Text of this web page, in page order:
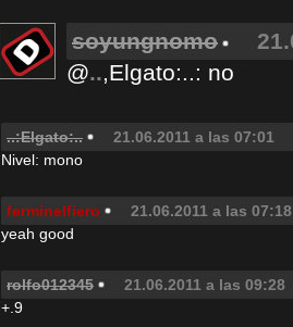
soyungnomo
@..,Elgato:..: no
..:Elgato:..
21.06.2011 a las 07:01
Nivel: mono
ferminelfiero
21.06.2011 a las 07:18
yeah good
rolfo012345
21.06.2011 a las 09:28
+.9